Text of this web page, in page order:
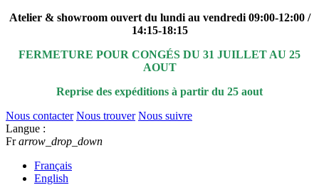
Atelier & showroom ouvert du lundi au vendredi 09:00-12:00 /
14:15-18:15
FERMETURE POUR CONGÉS DU 31 JUILLET AU 25
AOUT
Reprise des expéditions à partir du 25 aout
Nous contacter Nous trouver Nous suivre
Langue :
Fr arrow_drop_down
Français
English